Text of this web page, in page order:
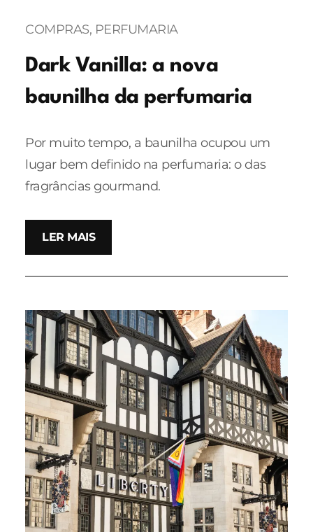
COMPRAS, PERFUMARIA
Dark Vanilla: a nova
baunilha da perfumaria
Por muito tempo, a baunilha ocupou um
lugar bem definido na perfumaria: o das
fragrâncias gourmand.
LER MAIS